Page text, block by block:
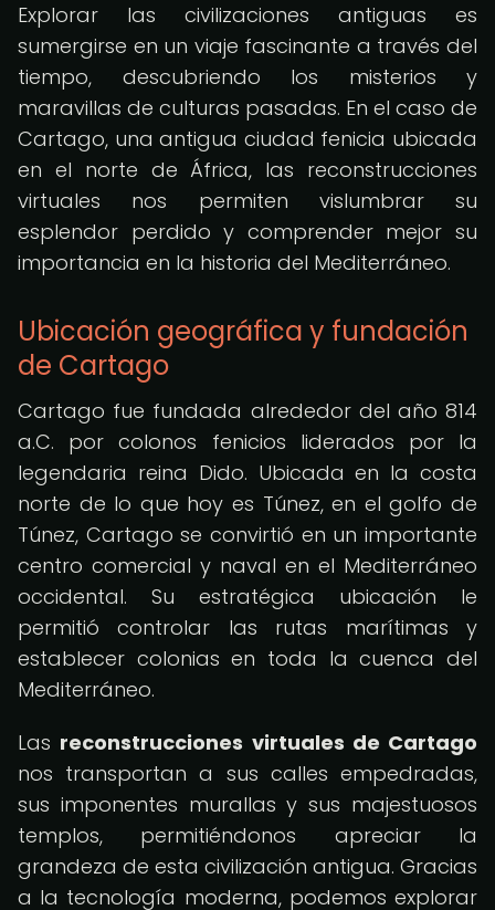
Explorar las civilizaciones antiguas es
sumergirse en un viaje fascinante a través del
tiempo, descubriendo los misterios y
maravillas de culturas pasadas. En el caso de
Cartago, una antigua ciudad fenicia ubicada
en el norte de África, las reconstrucciones
virtuales nos permiten vislumbrar su
esplendor perdido y comprender mejor su
importancia en la historia del Mediterráneo.
Ubicación geográfica y fundación
de Cartago
Cartago fue fundada alrededor del año 814
a.C. por colonos fenicios liderados por la
legendaria reina Dido. Ubicada en la costa
norte de lo que hoy es Túnez, en el golfo de
Túnez, Cartago se convirtió en un importante
centro comercial y naval en el Mediterráneo
occidental. Su estratégica ubicación le
permitió controlar las rutas marítimas y
establecer colonias en toda la cuenca del
Mediterráneo.
Las reconstrucciones virtuales de Cartago
nos transportan a sus calles empedradas,
sus imponentes murallas y sus majestuosos
templos, permitiéndonos apreciar la
grandeza de esta civilización antigua. Gracias
a la tecnología moderna, podemos explorar